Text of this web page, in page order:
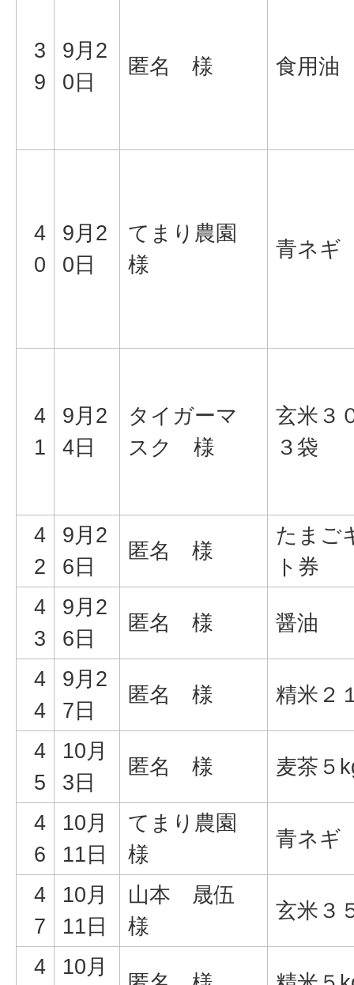
3
9
9月2
0日
匿名 様 食用油
4
0
9月2
0日
てまり農園
様
青ネギ
4
1
9月2
4日
タイガーマ
スク 様
玄米３
３袋
4
2
9月2
6日
匿名 様
たまご
ト券
4
3
9月2
6日
匿名 様 醤油
4
4
9月2
7日
匿名 様 精米２
4
5
10月
3日
匿名 様 麦茶５
4
6
10月
11日
てまり農園
様
青ネギ
4
7
10月
11日
山本 晟伍
様
玄米３
4 10月